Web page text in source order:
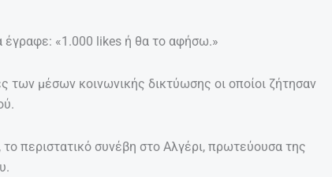
«1.000 likes ή θα το αφήσω.»
μέσων κοινωνικής δικτύωσης οι οποίοι ζήτησαν
περιστατικό συνέβη στο Αλγέρι, πρωτεύουσα της